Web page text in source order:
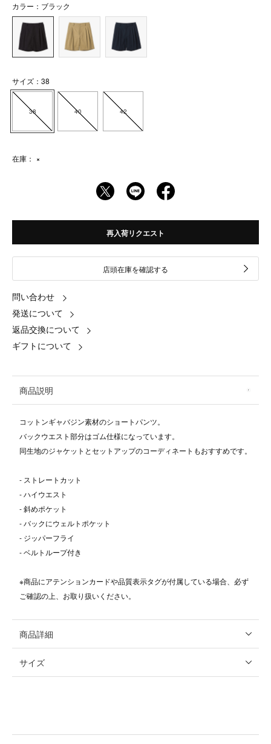
カラー：ブラック
サイズ：38
38 40 42
在庫： ×
再入荷リクエスト
店頭在庫を確認する
問い合わせ
発送について
返品交換について
ギフトについて
商品説明
コットンギャバジン素材のショートパンツ。
バックウエスト部分はゴム仕様になっています。
同生地のジャケットとセットアップのコーディネートもおすすめです。
- ストレートカット
- ハイウエスト
- 斜めポケット
- バックにウェルトポケット
- ジッパーフライ
- ベルトループ付き
※商品にアテンションカードや品質表示タグが付属している場合、必ず
ご確認の上、お取り扱いください。
商品詳細
サイズ